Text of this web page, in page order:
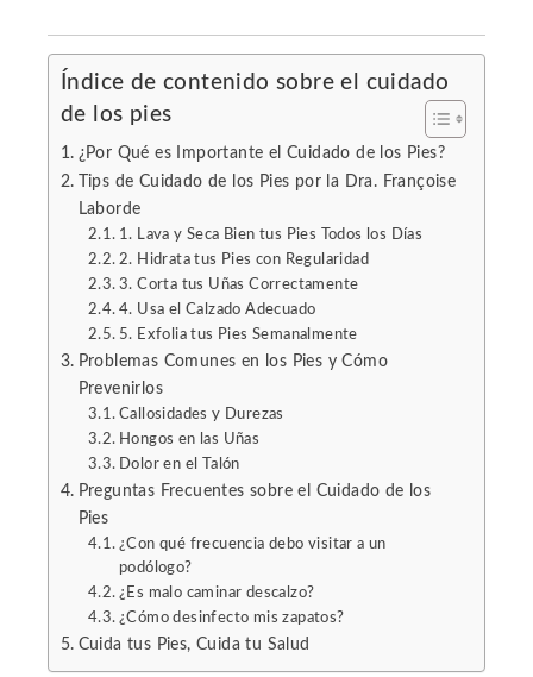
Índice de contenido sobre el cuidado
de los pies
¿Por Qué es Importante el Cuidado de los Pies?
Tips de Cuidado de los Pies por la Dra. Françoise
Laborde
1. Lava y Seca Bien tus Pies Todos los Días
2. Hidrata tus Pies con Regularidad
3. Corta tus Uñas Correctamente
4. Usa el Calzado Adecuado
5. Exfolia tus Pies Semanalmente
Problemas Comunes en los Pies y Cómo
Prevenirlos
Callosidades y Durezas
Hongos en las Uñas
Dolor en el Talón
Preguntas Frecuentes sobre el Cuidado de los
Pies
¿Con qué frecuencia debo visitar a un
podólogo?
¿Es malo caminar descalzo?
¿Cómo desinfecto mis zapatos?
Cuida tus Pies, Cuida tu Salud